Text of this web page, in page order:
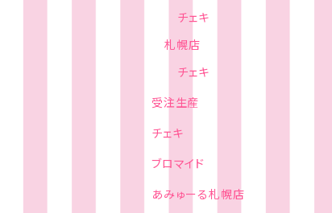
チェキ
札幌店
チェキ
受注生産
チェキ
ブロマイド
あみゅーる札幌店